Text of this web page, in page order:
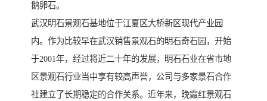
鹅卵石。
武汉明石景观石基地位于江夏区大桥新区现代产业园
内。作为比较早在武汉销售景观石的明石奇石园，开始
于2001年，经过将近二十年的发展，明石石业在省市地
区景观石行业当中享有较高声誉，公司与多家景石合作
社建立了长期稳定的合作关系。近年来，晚霞红景观石